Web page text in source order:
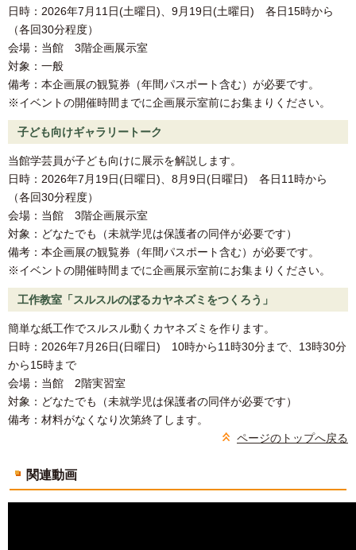
日時：2026年7月11日(土曜日)、9月19日(土曜日) 各日15時から
（各回30分程度）
会場：当館 3階企画展示室
対象：一般
備考：本企画展の観覧券（年間パスポート含む）が必要です。
※イベントの開催時間までに企画展示室前にお集まりください。
子ども向けギャラリートーク
当館学芸員が子ども向けに展示を解説します。
日時：2026年7月19日(日曜日)、8月9日(日曜日) 各日11時から
（各回30分程度）
会場：当館 3階企画展示室
対象：どなたでも（未就学児は保護者の同伴が必要です）
備考：本企画展の観覧券（年間パスポート含む）が必要です。
※イベントの開催時間までに企画展示室前にお集まりください。
工作教室「スルスルのぼるカヤネズミをつくろう」
簡単な紙工作でスルスル動くカヤネズミを作ります。
日時：2026年7月26日(日曜日) 10時から11時30分まで、13時30分
から15時まで
会場：当館 2階実習室
対象：どなたでも（未就学児は保護者の同伴が必要です）
備考：材料がなくなり次第終了します。
ページのトップへ戻る
関連動画